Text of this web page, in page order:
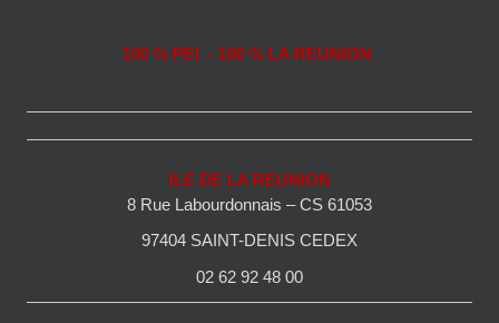
100 % PEI - 100 % LA REUNION
ILE DE LA REUNION
8 Rue Labourdonnais – CS 61053
97404 SAINT-DENIS CEDEX
02 62 92 48 00